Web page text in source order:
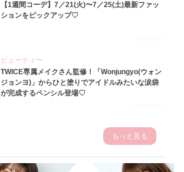
【1週間コーデ】7／21(火)〜7／25(土)最新ファッ
ションをピックアップ♡
ビューティー
TWICE専属メイクさん監修！「Wonjungyo(ウォン
ジョンヨ)」からひと塗りでアイドルみたいな涙袋
が完成するペンシル登場♡
もっと見る